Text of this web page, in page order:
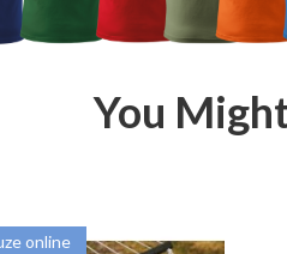
You
online